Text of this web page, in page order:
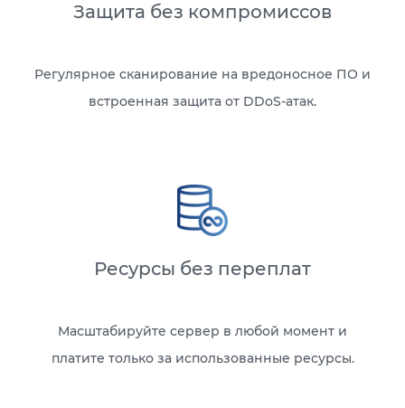
Защита без компромиссов
Регулярное сканирование на вредоносное ПО и
встроенная защита от DDoS-атак.
Ресурсы без переплат
Масштабируйте сервер в любой момент и
платите только за использованные ресурсы.